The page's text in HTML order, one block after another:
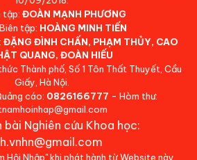
tập: ĐOÀN MẠNH PHƯƠNG
tập: HOÀNG MINH TIẾN
ĐẶNG ĐÌNH CHẤN, PHẠM THỦY, CAO
QUANG, ĐOÀN HIẾU
Thành phố, Số 1 Tôn Thất Thuyết, Cầu
Giấy, Hà Nội.
cáo: 0826166777 - Hòm thư:
bài Nghiên cứu Khoa học:
Hội Nhập" khi phát hành từ Website này.